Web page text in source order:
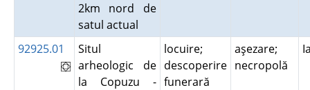
2km nord de
satul actual
92925.01
Situl
arheologic de
la Copuzu -
locuire;
descoperire
funerară
aşezare;
necropolă